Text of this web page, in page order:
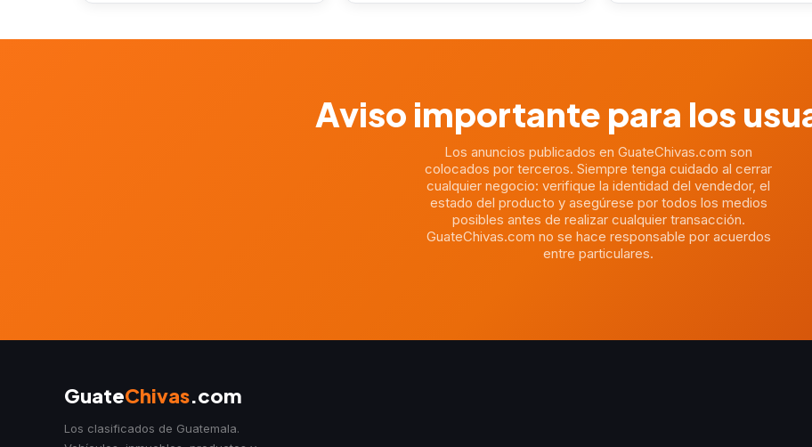
Aviso importante para los
Los anuncios publicados en GuateChivas.com son
colocados por terceros. Siempre tenga cuidado al cerrar
cualquier negocio: verifique la identidad del vendedor, el
estado del producto y asegúrese por todos los medios
posibles antes de realizar cualquier transacción.
GuateChivas.com no se hace responsable por acuerdos
entre particulares.
GuateChivas.com
Los clasificados de Guatemala.